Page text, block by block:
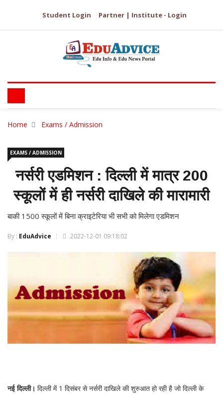
Student Login Partner | Institute - Login
Home Exams / Admission
EXAMS / ADMISSION
नर्सरी एडमिशन : दिल्ली में मात्र 200
स्कूलों में ही नर्सरी दाखिले की मारामारी
बाकी 1500 स्कूलों में बिना क्राइटेरिया भी सभी को मिलेगा एडमिशन
By : EduAdvice 2022-12-01 09:18:02
नई दिल्ली। दिल्ली में 1 दिसंबर से नर्सरी दाखिले की शुरुआत हो रही है जो दिल्ली के